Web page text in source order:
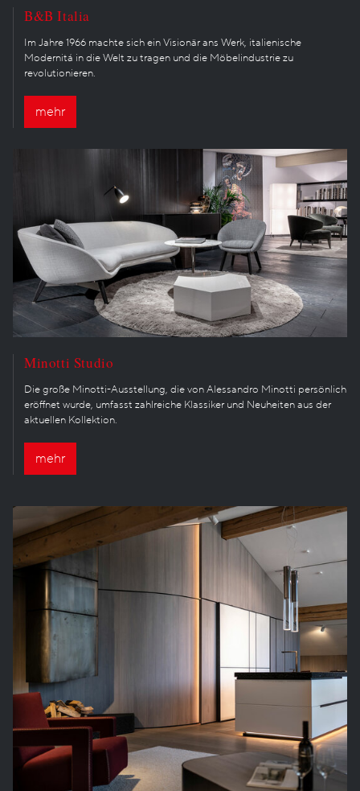
B&B Italia
Im Jahre 1966 machte sich ein Visionär ans Werk, italienische
Modernitá in die Welt zu tragen und die Möbelindustrie zu
revolutionieren.
mehr
Minotti Studio
Die große Minotti-Ausstellung, die von Alessandro Minotti persönlich
eröffnet wurde, umfasst zahlreiche Klassiker und Neuheiten aus der
aktuellen Kollektion.
mehr